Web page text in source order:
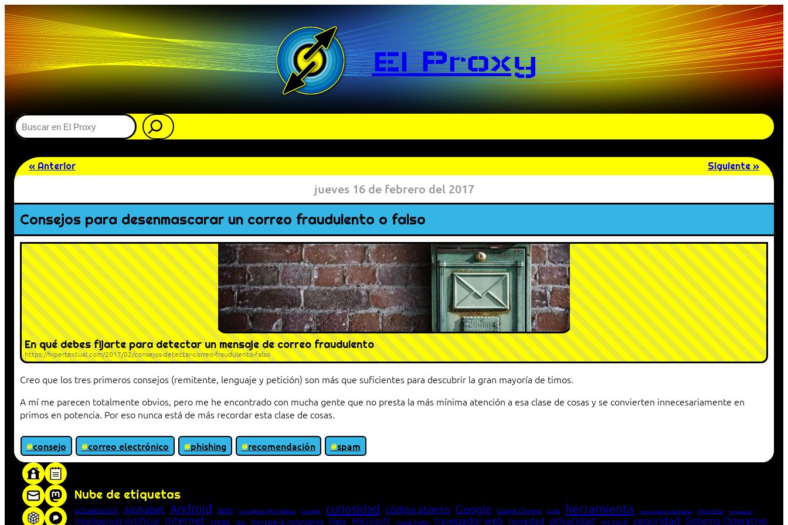
El Proxy
Buscar
« Anterior Siguiente »
jueves 16 de febrero del 2017
Consejos para desenmascarar un correo fraudulento o falso
En qué debes fijarte para detectar un mensaje de correo fraudulento
https://hipertextual.com/2017/02/consejos-detectar-correo-fraudulento-falso
Creo que los tres primeros consejos (remitente, lenguaje y petición) son más que suficientes para descubrir la gran mayoría de timos.
A mí me parecen totalmente obvios, pero me he encontrado con mucha gente que no presta la más mínima atención a esa clase de cosas y se convierten innecesariamente en
primos en potencia. Por eso nunca está de más recordar esta clase de cosas.
consejo correo electrónico phishing recomendación
spam
Nube de etiquetas
actualización Alphabet Android app concepto informático consejo curiosidad código abierto Google Google Chrome guía herramienta historia de la Informática Informática innovación
Inteligencia Artificial Internet juego lista mensajería instantánea Meta Microsoft Mozilla Firefox navegador web novedad privacidad red social seguridad Sistema Operativo